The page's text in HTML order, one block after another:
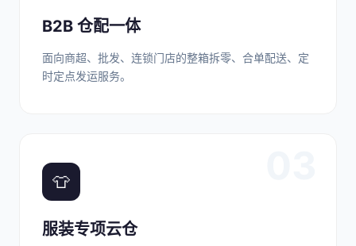
B2B 仓配一体
面向商超、批发、连锁门店的整箱拆零、合单配送、定
时定点发运服务。
👕
服装专项云仓